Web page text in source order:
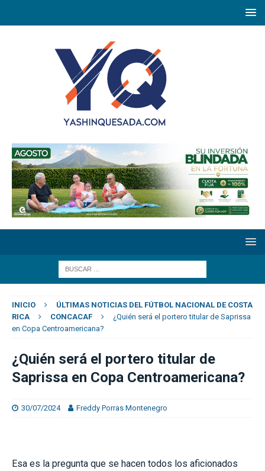
INICIO
ÚLTIMAS NOTICIAS DEL FÚTBOL NACIONAL DE COSTA
RICA
CONCACAF
¿Quién será el portero titular de Saprissa
en Copa Centroamericana?
¿Quién será el portero titular de
Saprissa en Copa Centroamericana?
30/07/2024 Freddy Porras Montenegro
Esa es la pregunta que se hacen todos los aficionados